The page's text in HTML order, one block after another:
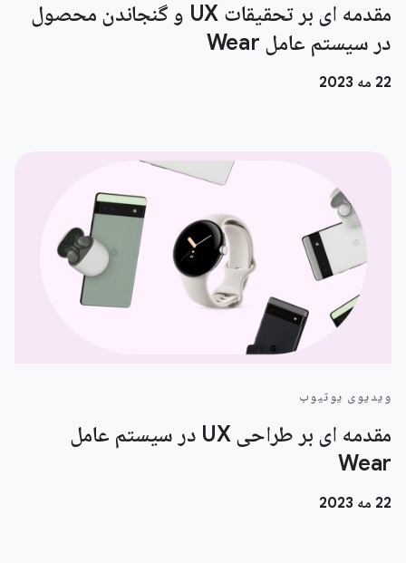
مقدمه ای بر تحقیقات UX و گنجاندن محصول
در سیستم عامل Wear
22 مه 2023
ویدیوی یوتیوب
مقدمه ای بر طراحی UX در سیستم عامل
Wear
22 مه 2023